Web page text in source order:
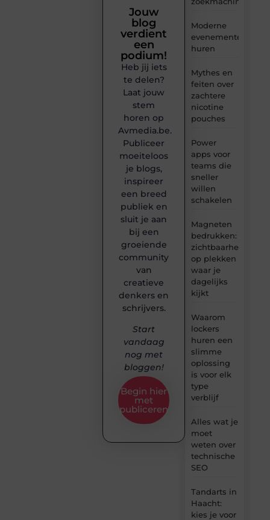
Moderne
evenementenvloer
huren
Mythes en
feiten over
zachtere
nicotine
pouches
Power
apps voor
teams die
sneller
willen
schakelen
Magneten
bedrukken:
zichtbaarheid
op plekken
waar je
dagelijks
kijkt
Waarom
lockers
huren een
slimme
oplossing
is voor elk
type
verblijf
Alles wat je
moet
weten over
technische
SEO
Tandarts in
Haacht:
kies je voor
Jouw
blog
verdient
een
podium!
Heb jij iets
te delen?
Laat jouw
stem
horen op
Avmedia.be.
Publiceer
moeiteloos
je blogs,
inspireer
een breed
publiek en
sluit je aan
bij een
groeiende
community
van
creatieve
denkers en
schrijvers.
Start
vandaag
nog met
bloggen!
Begin hier
met
publiceren